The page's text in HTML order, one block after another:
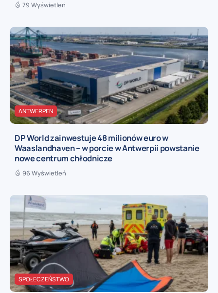
79 Wyświetleń
ANTWERPEN
DP World zainwestuje 48 milionów euro w
Waaslandhaven – w porcie w Antwerpii powstanie
nowe centrum chłodnicze
96 Wyświetleń
SPOŁECZEŃSTWO